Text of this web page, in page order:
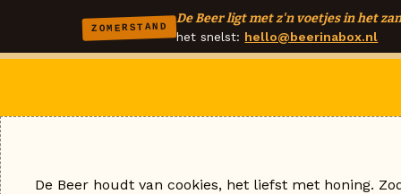
ZOMERSTAND
De Beer ligt met z'n voetjes in het
het snelst: hello@beerinabox.nl
De Beer houdt van cookies, het liefst met honing.